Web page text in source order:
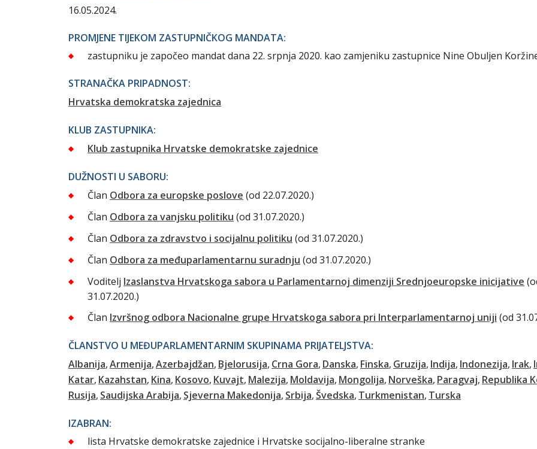
16.05.2024.
PROMJENE TIJEKOM ZASTUPNIČKOG MANDATA:
zastupniku je započeo mandat dana 22. srpnja 2020. kao zamjeniku zastupnice Nine Obuljen
STRANAČKA PRIPADNOST:
Hrvatska demokratska zajednica
KLUB ZASTUPNIKA:
Klub zastupnika Hrvatske demokratske zajednice
DUŽNOSTI U SABORU:
Član Odbora za europske poslove (od 22.07.2020.)
Član Odbora za vanjsku politiku (od 31.07.2020.)
Član Odbora za zdravstvo i socijalnu politiku (od 31.07.2020.)
Član Odbora za međuparlamentarnu suradnju (od 31.07.2020.)
Voditelj Izaslanstva Hrvatskoga sabora u Parlamentarnoj dimenziji Srednjoeuropske inicijative
31.07.2020.)
Član Izvršnog odbora Nacionalne grupe Hrvatskoga sabora pri Interparlamentarnoj uniji (od
ČLANSTVO U MEĐUPARLAMENTARNIM SKUPINAMA PRIJATELJSTVA:
Albanija Armenija Azerbajdžan Bjelorusija Crna Gora Danska Finska Gruzija Indija Indonezija Irak
Katar Kazahstan Kina Kosovo Kuvajt Malezija Moldavija Mongolija Norveška Paragvaj Republika
Rusija Saudijska Arabija Sjeverna Makedonija Srbija Švedska Turkmenistan Turska
IZABRAN:
lista Hrvatske demokratske zajednice i Hrvatske socijalno-liberalne stranke